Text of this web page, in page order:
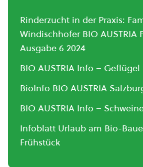
Rinderzucht in der Praxis:
Windischhofer BIO AUSTRIA
Ausgabe 6 2024
BIO AUSTRIA Info – Geflügel
BioInfo BIO AUSTRIA
BIO AUSTRIA Info –
Infoblatt Urlaub am Bio-
Frühstück